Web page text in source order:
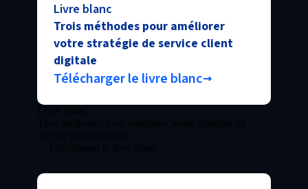
Livre blanc
Trois méthodes pour améliorer
votre stratégie de service client
digitale
Télécharger le livre blanc